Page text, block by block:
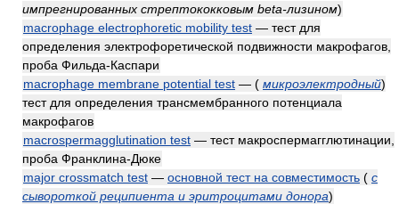
импрегнированных стрептококковым beta-лизином)
macrophage electrophoretic mobility test — тест для
определения электрофоретической подвижности макрофагов,
проба Фильда-Каспари
macrophage membrane potential test — ( микроэлектродный)
тест для определения трансмембранного потенциала
макрофагов
macrospermagglutination test — тест макроспермагглютинации,
проба Франклина-Дюке
major crossmatch test — основной тест на совместимость ( с
сывороткой реципиента и эритроцитами донора)